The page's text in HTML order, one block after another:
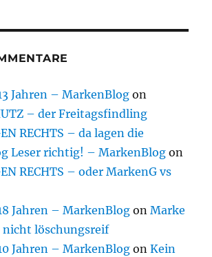
Jahren – MarkenBlog on
– der Freitagsfindling
RECHTS – da lagen die
Leser richtig! – MarkenBlog on
RECHTS – oder MarkenG vs
Jahren – MarkenBlog onMarke
nicht löschungsreif
Jahren – MarkenBlog onKein